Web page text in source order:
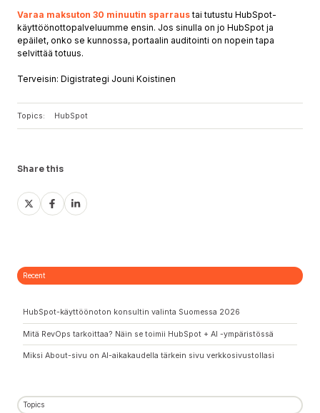
Varaa maksuton 30 minuutin sparraus taitutustu HubSpot-
käyttöönottopalveluumme ensin. Jos sinulla on jo HubSpot ja
epäilet, onko se kunnossa, portaalin auditointi on nopein tapa
selvittää totuus.
Terveisin: Digistrategi Jouni Koistinen
Topics: HubSpot
Share this
Share
on
Share
on
Share
on
Recent
HubSpot-käyttöönoton konsultin valinta Suomessa 2026
Mitä RevOps tarkoittaa? Näin se toimii HubSpot + AI -ympäristössä
Miksi About-sivu on AI-aikakaudella tärkein sivu verkkosivustollasi
Topics